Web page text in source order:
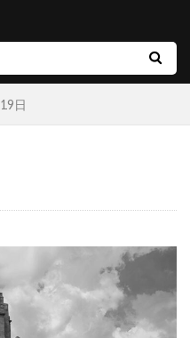
19日